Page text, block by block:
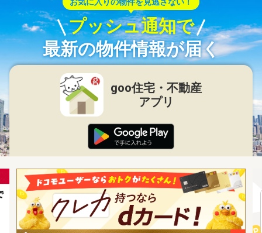
プッシュ通知で
最新の物件情報が届く
goo住宅・不動産
アプリ